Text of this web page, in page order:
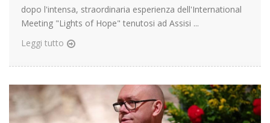
dopo l'intensa, straordinaria esperienza dell'International
Meeting "Lights of Hope" tenutosi ad Assisi ...
Leggi tutto